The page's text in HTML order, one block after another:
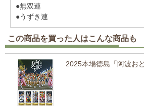
●無双連
●うずき連
この商品を買った人はこんな商品も
2025本場徳島「阿波おど